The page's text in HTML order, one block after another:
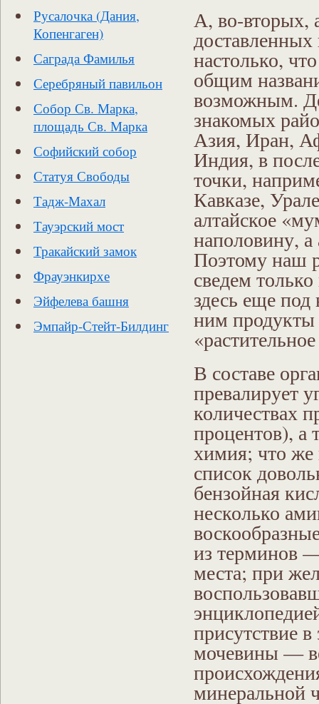
Русалочка (Дания,
Копенгаген)
Саграда Фамилья
Серебряный павильон
Собор Св. Марка,
площадь Св. Марка
Софийский собор
Статуя Свободы
Тадж-Махал
Тауэрский мост
Тракайский замок
Фрауэнкирхе
Эйфелева башня
Эмпайр-Стейт-Билдинг
А, во-вторых,
настолько,
общим
возможным.
знакомых
Азия, Иран,
Индия, в
точки,
Кавказе,
алтайское
наполовину, а
Поэтому наш
сведем
здесь еще
ним продукты
В составе
превалирует
количествах
процентов), а
химия; что же
список
бензойная
несколько
из терминов
места; при
присутствие
мочевины —
минеральной